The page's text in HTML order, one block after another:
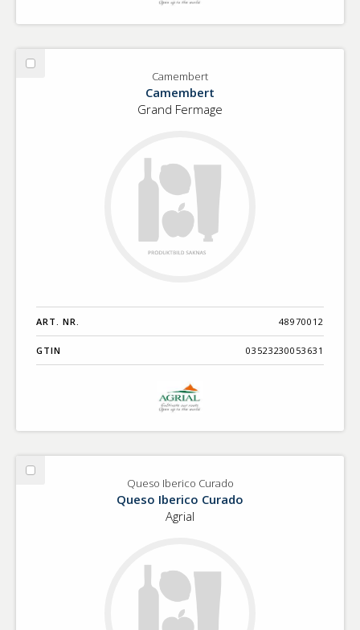
Välj
Camembert
Camembert
Grand Fermage
ART. NR. 48970012
GTIN 03523230053631
Välj
Queso Iberico Curado
Queso Iberico Curado
Agrial